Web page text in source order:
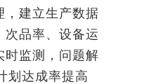
，建立生产数据
次品率、设备运
时监测，问题解
划达成率提高